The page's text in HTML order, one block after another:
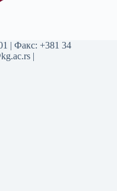
| Факс: +381 34
|